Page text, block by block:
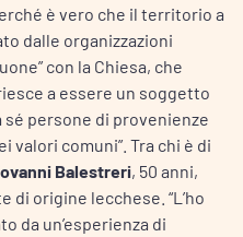
è vero che il territorio a
dalle organizzazioni
con la Chiesa, che
a essere un soggetto
persone di provenienze
valori comuni”. Tra chi è di
Balestreri, 50 anni,
di origine lecchese. “L’ho
da un’esperienza di